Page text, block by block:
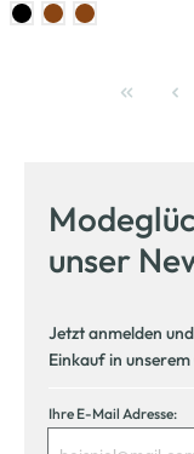
unser
Jetzt anmelden
Einkauf in
Ihre E-Mail Adresse: